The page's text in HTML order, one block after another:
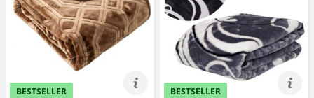
BESTSELLER BESTSELLER